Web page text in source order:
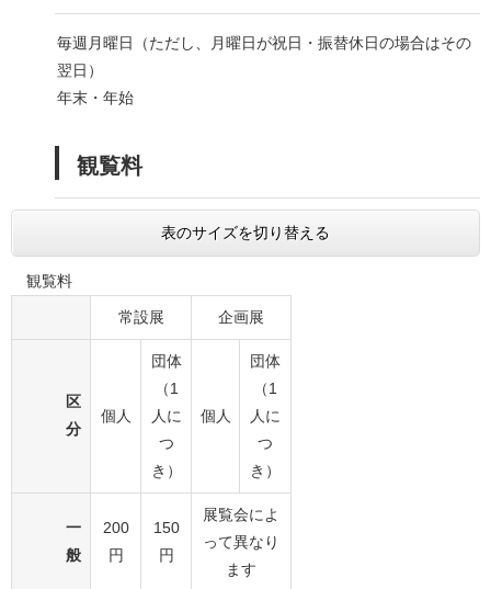
毎週月曜日（ただし、月曜日が祝日・振替休日の場合はその
翌日）
年末・年始
観覧料
表のサイズを切り替える
観覧料
常設展 企画展
区
分
個人
団体
（1
人に
つ
き）
個人
団体
（1
人に
つ
き）
一
般
200
円
150
円
展覧会によ
って異なり
ます